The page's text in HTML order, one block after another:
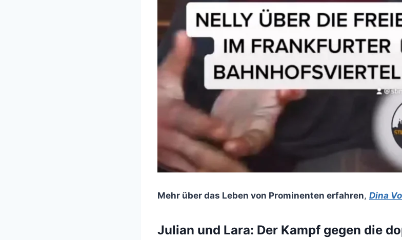
Mehr über das Leben von Prominenten erfahren, Dina
Julian und Lara: Der Kampf gegen die